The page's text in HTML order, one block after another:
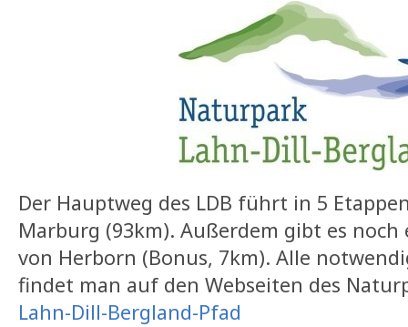
Der Hauptweg des LDB führt in 5
Marburg (93km). Außerdem gibt es
von Herborn (Bonus, 7km). Alle
findet man auf den Webseiten des
Lahn-Dill-Bergland-Pfad